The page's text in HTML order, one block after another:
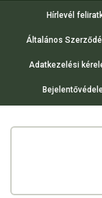
Hírlevél
Általános
Adatkezelési